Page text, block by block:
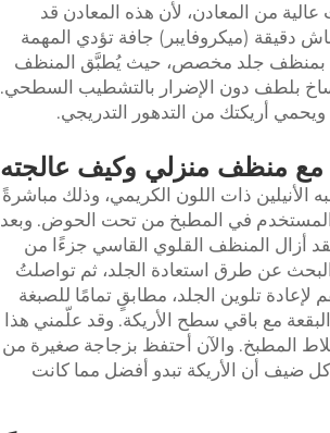
من المعادن، لأن هذه المعادن قد
دقيقة (ميكروفايبر) جافة تؤدي المهمة
بمنظف جلد مخصص، حيث يُطبَّق المنظف
بلطف دون الإضرار بالتشطيب السطحي.
ويحمي أريكتك من التدهور التدريجي.
منظف منزلي وكيف عالجته
ذات اللون الكريمي، وذلك مباشرةً
في المطبخ من تحت الحوض. وبعد
أزال المنظف القلوي القاسي جزءًا من
البحث عن طرق استعادة الجلد، ثم تواصلتُ
تلوين الجلد، مطابقٍ تمامًا للصبغة
مع باقي سطح الأريكة. وقد علّمني هذا
بلاط المطبخ. والآن أحتفظ بزجاجة صغيرة من
ضيف أن الأريكة تبدو أفضل مما كانت